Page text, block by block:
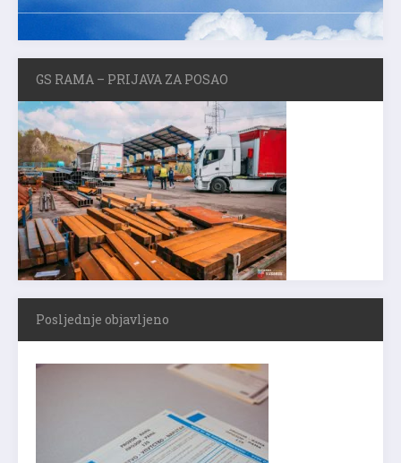
GS RAMA – PRIJAVA ZA POSAO
Posljednje objavljeno